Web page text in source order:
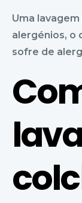
Uma
alergénios, o
sofre de